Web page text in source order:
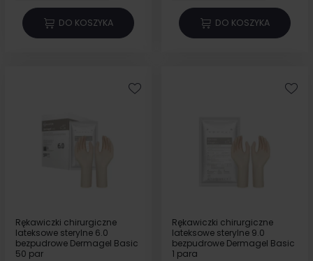
DO KOSZYKA DO KOSZYKA
Rękawiczki chirurgiczne
lateksowe sterylne 6.0
bezpudrowe Dermagel Basic
50 par
Rękawiczki chirurgiczne
lateksowe sterylne 9.0
bezpudrowe Dermagel Basic
1 para